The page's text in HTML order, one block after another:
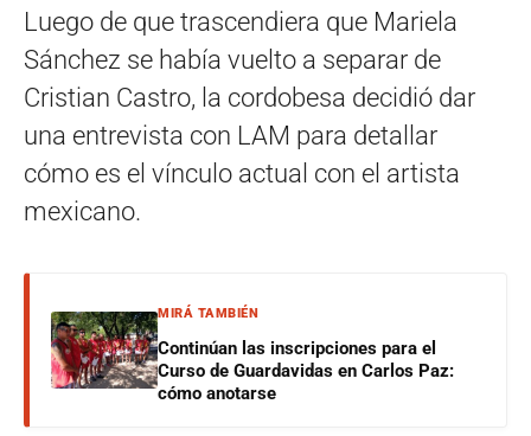
Luego de que trascendiera que Mariela
Sánchez se había vuelto a separar de
Cristian Castro, la cordobesa decidió dar
una entrevista con LAM para detallar
cómo es el vínculo actual con el artista
mexicano.
MIRÁ TAMBIÉN
Continúan las inscripciones para el
Curso de Guardavidas en Carlos Paz:
cómo anotarse